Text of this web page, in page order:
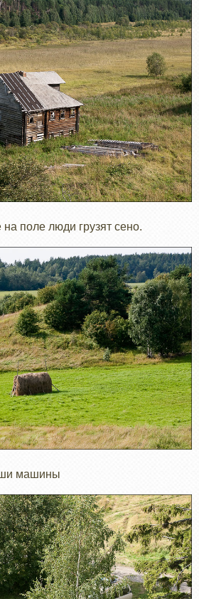
поле люди грузят сено.
машины